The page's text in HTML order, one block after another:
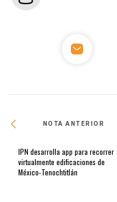
NOTA ANTERIOR
IPN desarrolla app para recorrer
virtualmente edificaciones de
México-Tenochtitlán